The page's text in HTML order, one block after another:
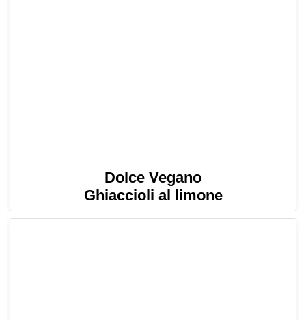
Dolce Vegano
Ghiaccioli al limone